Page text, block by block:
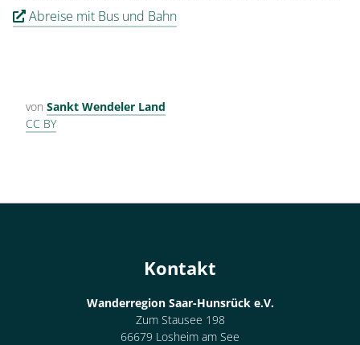
Abreise mit Bus und Bahn
von Sankt Wendeler Land
CC BY
Kontakt
Wanderregion Saar-Hunsrück e.V.
Zum Stausee 198
66679 Losheim am See